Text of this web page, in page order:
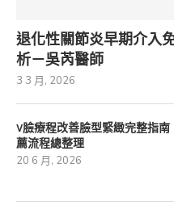
退化性關節炎早期介入
析－吳芮醫師
3 3 月, 2026
V臉療程改善臉型緊緻完整指南
薦流程總整理
20 6 月, 2026